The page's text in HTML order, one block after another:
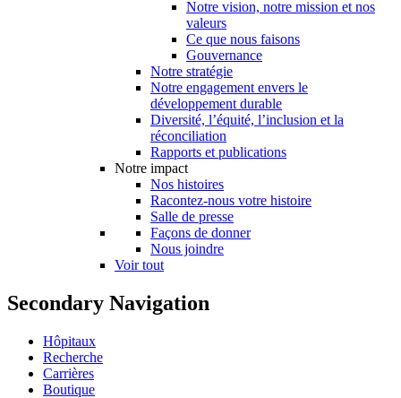
Notre vision, notre mission et nos
valeurs
Ce que nous faisons
Gouvernance
Notre stratégie
Notre engagement envers le
développement durable
Diversité, l’équité, l’inclusion et la
réconciliation
Rapports et publications
Notre impact
Nos histoires
Racontez-nous votre histoire
Salle de presse
Façons de donner
Nous joindre
Voir tout
Secondary Navigation
Hôpitaux
Recherche
Carrières
Boutique